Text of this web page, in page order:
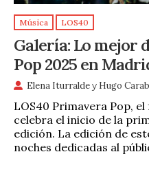
Música LOS40
Galería: Lo mejor
Pop 2025 en
Elena Iturraldey Hugo
LOS40 Primavera Pop,
celebra el inicio de la
edición. La edición de
noches dedicadas al